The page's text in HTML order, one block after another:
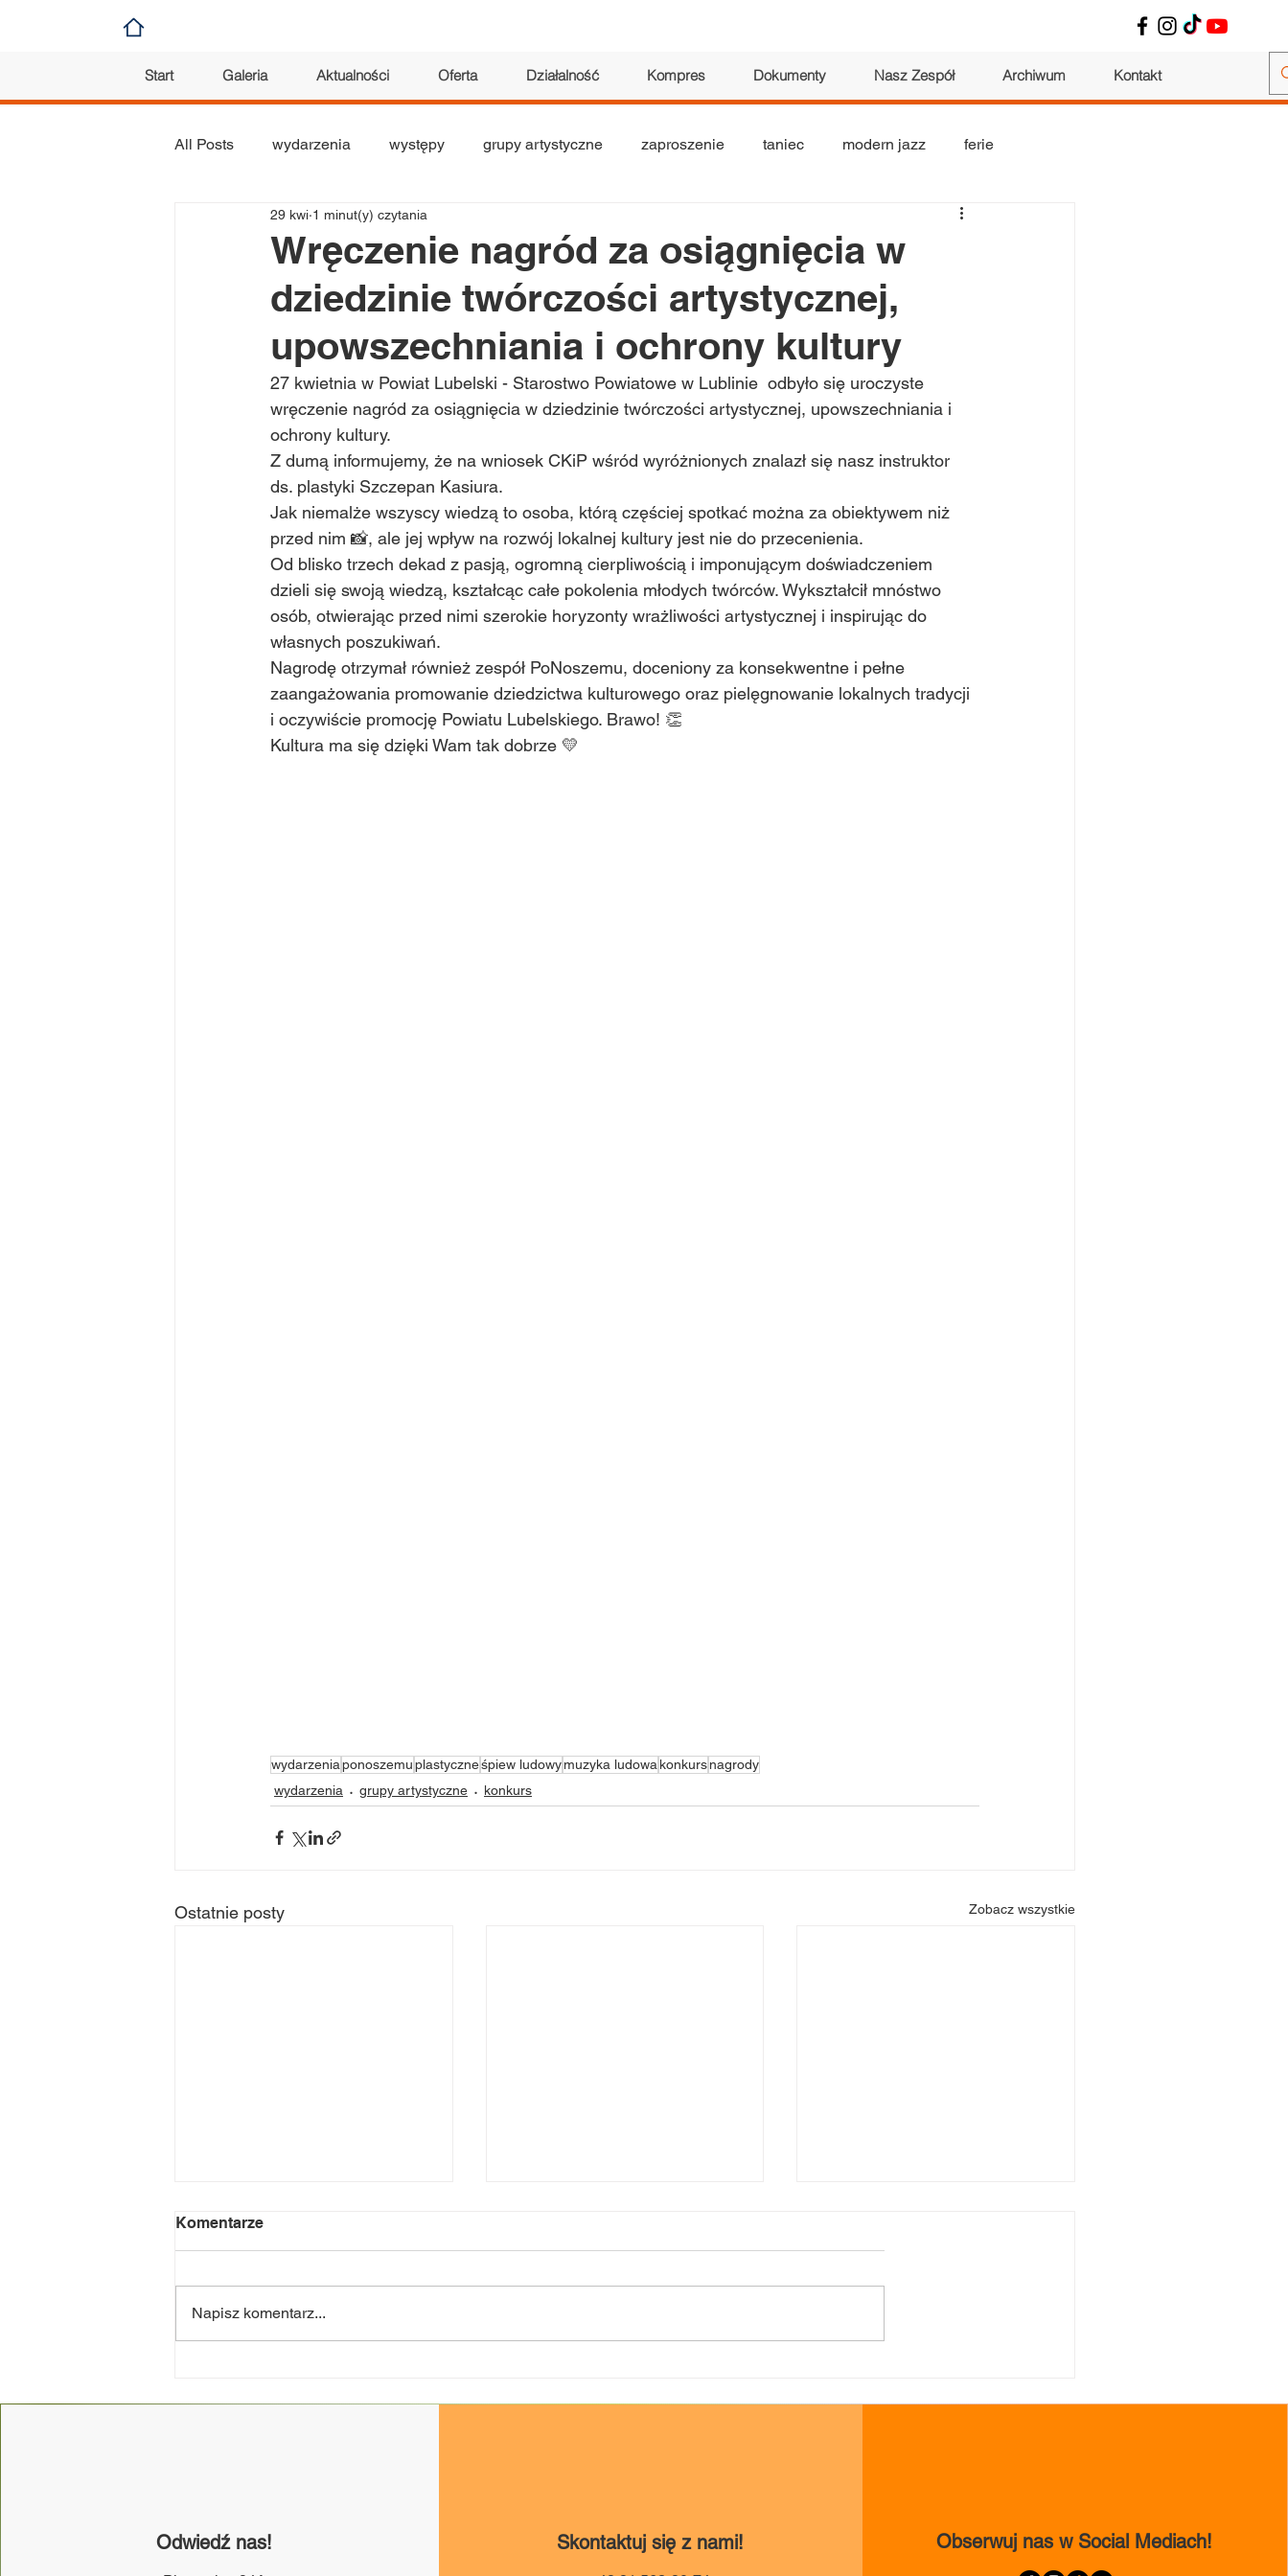
Start Galeria Aktualności Oferta Działalność Kompres Dokumenty Nasz Zespół Archiwum Kontakt
All Posts wydarzenia występy grupy artystyczne zaproszenie taniec modern jazz ferie
konkurs plastyczne
Wręczenie nagród za osiągnięcia w
dziedzinie twórczości artystycznej,
upowszechniania i ochrony kultury
29 kwi 1 minut(y) czytania
27 kwietnia w Powiat Lubelski - Starostwo Powiatowe w Lublinie  odbyło się uroczyste
wręczenie nagród za osiągnięcia w dziedzinie twórczości artystycznej, upowszechniania i
ochrony kultury.
Z dumą informujemy, że na wniosek CKiP wśród wyróżnionych znalazł się nasz instruktor
ds. plastyki Szczepan Kasiura.
Jak niemalże wszyscy wiedzą to osoba, którą częściej spotkać można za obiektywem niż
przed nim 📸, ale jej wpływ na rozwój lokalnej kultury jest nie do przecenienia.
Od blisko trzech dekad z pasją, ogromną cierpliwością i imponującym doświadczeniem
dzieli się swoją wiedzą, kształcąc całe pokolenia młodych twórców. Wykształcił mnóstwo
osób, otwierając przed nimi szerokie horyzonty wrażliwości artystycznej i inspirując do
własnych poszukiwań.
Nagrodę otrzymał również zespół PoNoszemu, doceniony za konsekwentne i pełne
zaangażowania promowanie dziedzictwa kulturowego oraz pielęgnowanie lokalnych tradycji
i oczywiście promocję Powiatu Lubelskiego. Brawo! 👏
Kultura ma się dzięki Wam tak dobrze 💛
wydarzeniaponoszemuplastyczneśpiew ludowymuzyka ludowa konkursnagrody
wydarzenia
grupy artystyczne konkurs
Ostatnie posty Zobacz wszystkie
Szczebrzeszynie.
Komentarze
Napisz komentarz...
Odwiedź nas! Skontaktuj się z nami! Obserwuj nas w Social Mediach!